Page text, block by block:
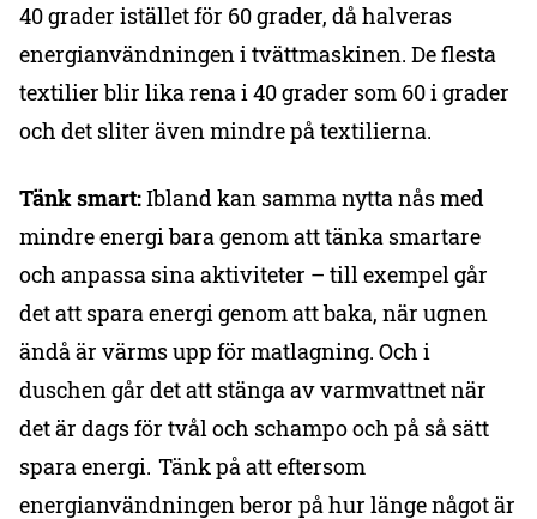
40 grader istället för 60 grader, då halveras
energianvändningen i tvättmaskinen. De flesta
textilier blir lika rena i 40 grader som 60 i grader
och det sliter även mindre på textilierna.
Tänk smart:Ibland kan samma nytta nås med
mindre energi bara genom att tänka smartare
och anpassa sina aktiviteter – till exempel går
det att spara energi genom att baka, när ugnen
ändå är värms upp för matlagning. Och i
duschen går det att stänga av varmvattnet när
det är dags för tvål och schampo och på så sätt
spara energi. Tänk på att eftersom
energianvändningen beror på hur länge något är